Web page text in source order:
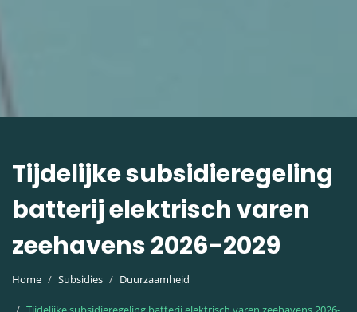
Tijdelijke subsidieregeling
batterij elektrisch varen
zeehavens 2026-2029
Home Subsidies Duurzaamheid